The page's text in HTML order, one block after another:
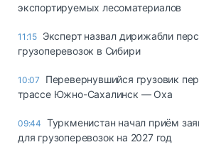
экспортируемых лесоматериалов
11:15 Эксперт назвал дирижабли
грузоперевозок в Сибири
10:07
Перевернувшийся грузовик
трассе Южно-Сахалинск — Оха
09:44 Туркменистан начал приём
для грузоперевозок на 2027 год